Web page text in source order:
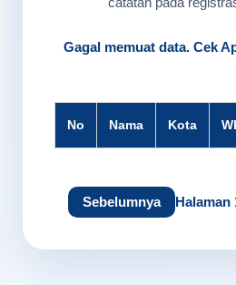
Gagal memuat data. Cek
No Nama Kota
Sebelumnya Halaman